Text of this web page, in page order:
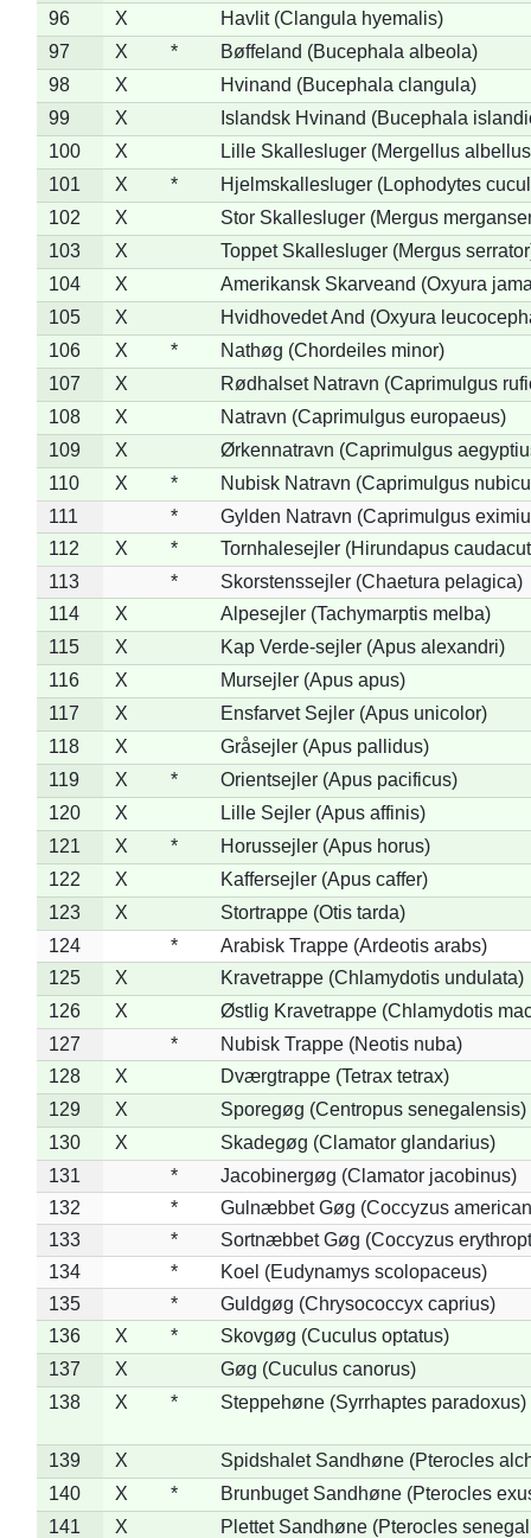
96 X
Havlit (Clangula hyemalis)
97
X *
Bøffeland (Bucephala albeola)
98
X
Hvinand (Bucephala clangula)
99
X
Islandsk Hvinand (Bucephala
100
X
Lille Skallesluger (Mergellus
101
X *
Hjelmskallesluger (Lophodytes
102
X
Stor Skallesluger (Mergus
103
X
Toppet Skallesluger (Mergus
104
X
Amerikansk Skarveand (Oxyura
105
X
Hvidhovedet And (Oxyura
106
X *
Nathøg (Chordeiles minor)
107
X
Rødhalset Natravn (Caprimulgus
108
X
Natravn (Caprimulgus europaeus)
109
X
Ørkennatravn (Caprimulgus
110
X *
Nubisk Natravn (Caprimulgus
111
*
Gylden Natravn (Caprimulgus
112
X *
Tornhalesejler (Hirundapus
113
*
Skorstenssejler (Chaetura pelagica)
114
X
Alpesejler (Tachymarptis melba)
115
X
Kap Verde-sejler (Apus alexandri)
116
X
Mursejler (Apus apus)
117
X
Ensfarvet Sejler (Apus unicolor)
118
X
Gråsejler (Apus pallidus)
119
X *
Orientsejler (Apus pacificus)
120
X
Lille Sejler (Apus affinis)
121
X *
Horussejler (Apus horus)
122
X
Kaffersejler (Apus caffer)
123
X
Stortrappe (Otis tarda)
124
*
Arabisk Trappe (Ardeotis arabs)
125
X
Kravetrappe (Chlamydotis undulata)
126
X
Østlig Kravetrappe (Chlamydotis
127
*
Nubisk Trappe (Neotis nuba)
128
X
Dværgtrappe (Tetrax tetrax)
129
X
Sporegøg (Centropus senegalensis)
130
X
Skadegøg (Clamator glandarius)
131
*
Jacobinergøg (Clamator jacobinus)
132
*
Gulnæbbet Gøg (Coccyzus
133
*
Sortnæbbet Gøg (Coccyzus
134
*
Koel (Eudynamys scolopaceus)
135
*
Guldgøg (Chrysococcyx caprius)
136
X *
Skovgøg (Cuculus optatus)
137
X
Gøg (Cuculus canorus)
138
X * Steppehøne (Syrrhaptes paradoxus)
139 X
Spidshalet Sandhøne (Pterocles
140
X *
Brunbuget Sandhøne (Pterocles
141
X
Plettet Sandhøne (Pterocles